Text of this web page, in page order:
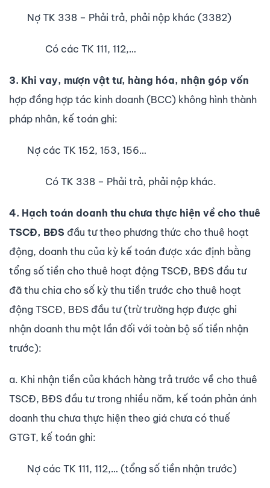
Nợ TK 338 – Phải trả, phải nộp khác (3382)
Có các TK 111, 112,…
3. Khi vay, mượn vật tư, hàng hóa, nhận góp vốn
hợp đồng hợp tác kinh doanh (BCC) không hình thành
pháp nhân, kế toán ghi:
Nợ các TK 152, 153, 156…
Có TK 338 – Phải trả, phải nộp khác.
4. Hạch toán doanh thu chưa thực hiện về cho thuê
TSCĐ, BĐS đầu tư theo phương thức cho thuê hoạt
động, doanh thu của kỳ kế toán được xác định bằng
tổng số tiền cho thuê hoạt động TSCĐ, BĐS đầu tư
đã thu chia cho số kỳ thu tiền trước cho thuê hoạt
động TSCĐ, BĐS đầu tư (trừ trường hợp được ghi
nhận doanh thu một lần đối với toàn bộ số tiền nhận
trước):
a. Khi nhận tiền của khách hàng trả tr­ước về cho thuê
TSCĐ, BĐS đầu tư trong nhiều năm, kế toán phản ánh
doanh thu chưa thực hiện theo giá ch­ưa có thuế
GTGT, kế toán ghi:
Nợ các TK 111, 112,… (tổng số tiền nhận trư­ớc)